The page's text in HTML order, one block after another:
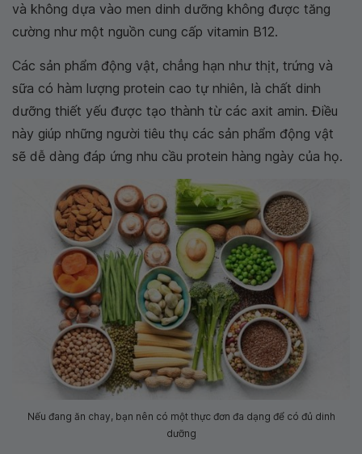
và không dựa vào men dinh dưỡng không được tăng
cường như một nguồn cung cấp vitamin B12.
Các sản phẩm động vật, chẳng hạn như thịt, trứng và
sữa có hàm lượng protein cao tự nhiên, là chất dinh
dưỡng thiết yếu được tạo thành từ các axit amin. Điều
này giúp những người tiêu thụ các sản phẩm động vật
sẽ dễ dàng đáp ứng nhu cầu protein hàng ngày của họ.
Nếu đang ăn chay, bạn nên có một thực đơn đa dạng để có đủ dinh
dưỡng